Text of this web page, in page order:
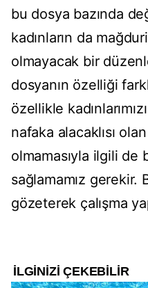
bu dosya bazında
kadınların da
olmayacak bir
dosyanın özelliği
özellikle
nafaka alacaklısı
olmamasıyla ilgili de
sağlamamız
gözeterek çalışma